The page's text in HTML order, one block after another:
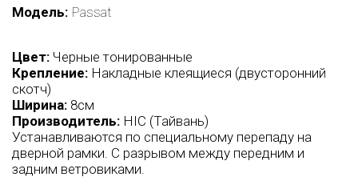
Модель Passat
Цвет: Черные тонированные
Крепление: Накладные клеящиеся (двусторонний
скотч)
Ширина: 8см
Производитель: HIC (Тайвань)
Устанавливаются по специальному перепаду на
дверной рамки. С разрывом между передним и
задним ветровиками.